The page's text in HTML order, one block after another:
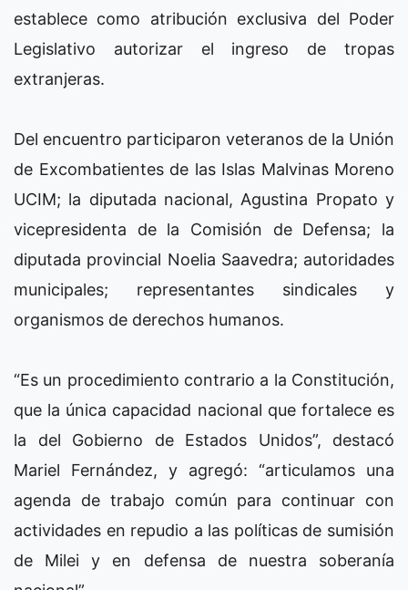
establece como atribución exclusiva del Poder
Legislativo autorizar el ingreso de tropas
extranjeras.
Del encuentro participaron veteranos de la Unión
de Excombatientes de las Islas Malvinas Moreno
UCIM; la diputada nacional, Agustina Propato y
vicepresidenta de la Comisión de Defensa; la
diputada provincial Noelia Saavedra; autoridades
municipales; representantes sindicales y
organismos de derechos humanos.
“Es un procedimiento contrario a la Constitución,
que la única capacidad nacional que fortalece es
la del Gobierno de Estados Unidos”, destacó
Mariel Fernández, y agregó: “articulamos una
agenda de trabajo común para continuar con
actividades en repudio a las políticas de sumisión
de Milei y en defensa de nuestra soberanía